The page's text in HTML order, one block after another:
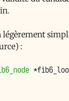
légèrement
:
*